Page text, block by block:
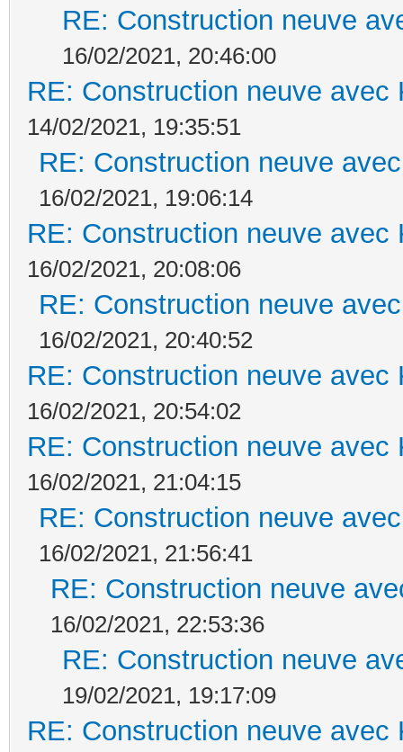
RE: Construction neuve
16/02/2021, 20:46:00
RE: Construction neuve avec
14/02/2021, 19:35:51
RE: Construction neuve
16/02/2021, 19:06:14
RE: Construction neuve avec
16/02/2021, 20:08:06
RE: Construction neuve
16/02/2021, 20:40:52
RE: Construction neuve avec
16/02/2021, 20:54:02
RE: Construction neuve avec
16/02/2021, 21:04:15
RE: Construction neuve
16/02/2021, 21:56:41
RE: Construction neuve
16/02/2021, 22:53:36
RE: Construction neuve
19/02/2021, 19:17:09
RE: Construction neuve avec